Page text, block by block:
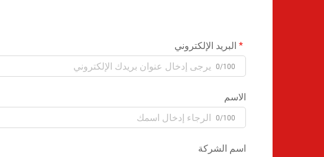
البريد الإلكتروني
0/100
الاسم
0/100
اسم الشركة